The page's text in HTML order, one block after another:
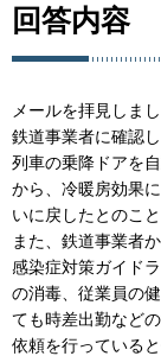
回答内容
メールを拝見しまし
鉄道事業者に確認
列車の乗降ドアを
から、冷暖房効果
いに戻したとのこと
また、鉄道事業者
感染症対策ガイド
の消毒、従業員の
ても時差出勤など
依頼を行っている